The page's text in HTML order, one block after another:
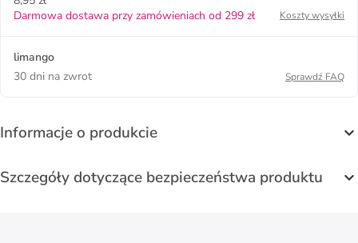
Darmowa dostawa przy zamówieniach od 299 zł
Koszty wysyłki
limango
30 dni na zwrot
Sprawdź FAQ
Informacje o produkcie
Szczegóły dotyczące bezpieczeństwa produktu